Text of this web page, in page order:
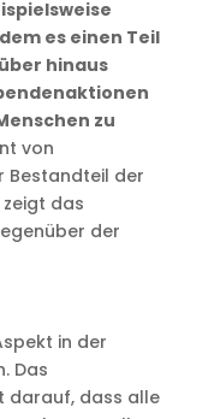
es einen Teil
hinaus
zu
von
Bestandteil der
das
der
in der
Das
darauf, dass alle